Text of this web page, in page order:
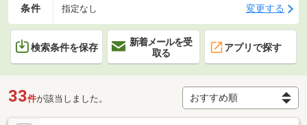
条件 指定なし 変更する
検索条件を保存
新着メールを受
取る
アプリで探す
33件が該当しました。